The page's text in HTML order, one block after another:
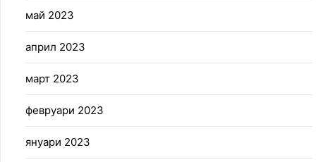
май 2023
април 2023
март 2023
февруари 2023
януари 2023